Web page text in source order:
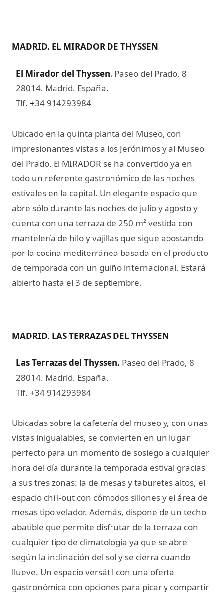
MADRID. EL MIRADOR DE THYSSEN
El Mirador del Thyssen. Paseo del Prado, 8
28014. Madrid. España.
Tlf. +34 914293984
Ubicado en la quinta planta del Museo, con
impresionantes vistas a los Jerónimos y al Museo
del Prado. El MIRADOR se ha convertido ya en
todo un referente gastronómico de las noches
estivales en la capital. Un elegante espacio que
abre sólo durante las noches de julio y agosto y
cuenta con una terraza de 250 m² vestida con
mantelería de hilo y vajillas que sigue apostando
por la cocina mediterránea basada en el producto
de temporada con un guiño internacional. Estará
abierto hasta el 3 de septiembre.
MADRID. LAS TERRAZAS DEL THYSSEN
Las Terrazas del Thyssen. Paseo del Prado, 8
28014. Madrid. España.
Tlf. +34 914293984
Ubicadas sobre la cafetería del museo y, con unas
vistas inigualables, se convierten en un lugar
perfecto para un momento de sosiego a cualquier
hora del día durante la temporada estival gracias
a sus tres zonas: la de mesas y taburetes altos, el
espacio chill-out con cómodos sillones y el área de
mesas tipo velador. Además, dispone de un techo
abatible que permite disfrutar de la terraza con
cualquier tipo de climatología ya que se abre
según la inclinación del sol y se cierra cuando
llueve. Un espacio versátil con una oferta
gastronómica con opciones para picar y compartir